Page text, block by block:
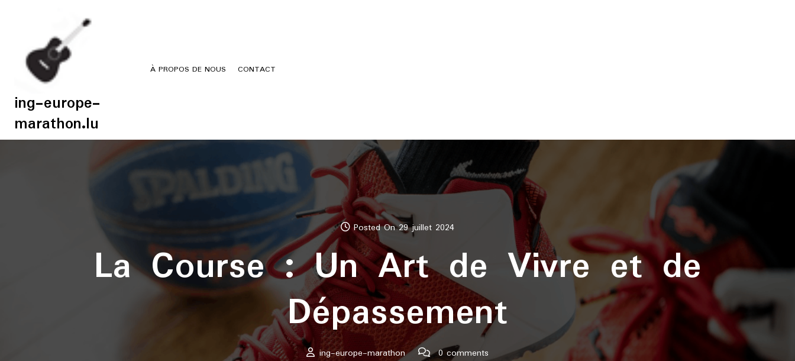
ing-europe-
marathon.lu
À PROPOS DE NOUS CONTACT
Posted On 29 juillet 2024
La Course : Un Art de Vivre et de
Dépassement
ing-europe-marathon
0 comments